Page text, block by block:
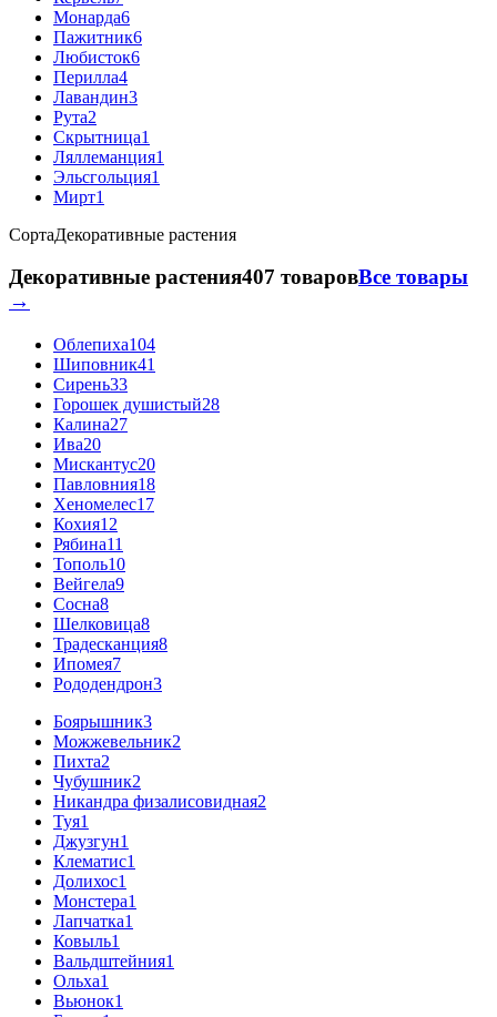
Монарда6
Пажитник6
Любисток6
Перилла4
Лавандин3
Рута2
Скрытница1
Ляллеманция1
Эльсгольция1
Мирт1
СортаДекоративные растения
Декоративные растения407 товаровВсе товары
→
Облепиха104
Шиповник41
Сирень33
Горошек душистый28
Калина27
Ива20
Мискантус20
Павловния18
Хеномелес17
Кохия12
Рябина11
Тополь10
Вейгела9
Сосна8
Шелковица8
Традесканция8
Ипомея7
Рододендрон3
Боярышник3
Можжевельник2
Пихта2
Чубушник2
Никандра физалисовидная2
Туя1
Джузгун1
Клематис1
Долихос1
Монстера1
Лапчатка1
Ковыль1
Вальдштейния1
Ольха1
Вьюнок1